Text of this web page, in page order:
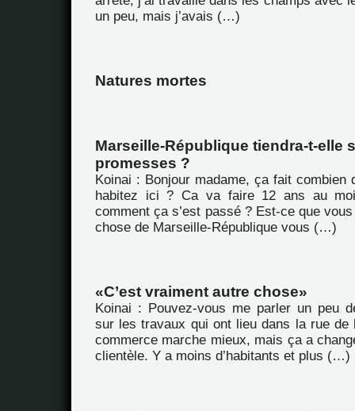
un peu, mais j’avais (…)
Natures mortes
Marseille-République tiendra-t-elle
promesses ?
Koinai : Bonjour madame, ça fait combien
habitez ici ? Ca va faire 12 ans au
comment ça s’est passé ? Est-ce que
chose de Marseille-République vous (…)
C’est vraiment autre chose
Koinai : Pouvez-vous me parler un peu
sur les travaux qui ont lieu dans la rue de
commerce marche mieux, mais ça a
clientèle. Y a moins d’habitants et plus (…)